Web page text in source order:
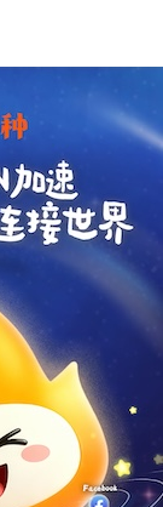
支持 [0] 反对[0]
支持